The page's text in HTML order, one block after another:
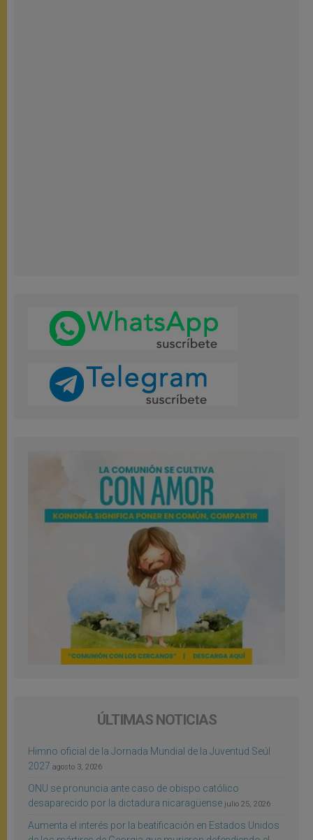
ÚLTIMAS NOTICIAS
Himno oficial de la Jornada Mundial de la Juventud Seúl
2027 agosto 3, 2026
ONU se pronuncia ante caso de obispo católico
desaparecido por la dictadura nicaragüense julio 25, 2026
Aumenta el interés por la beatificación en Estados Unidos